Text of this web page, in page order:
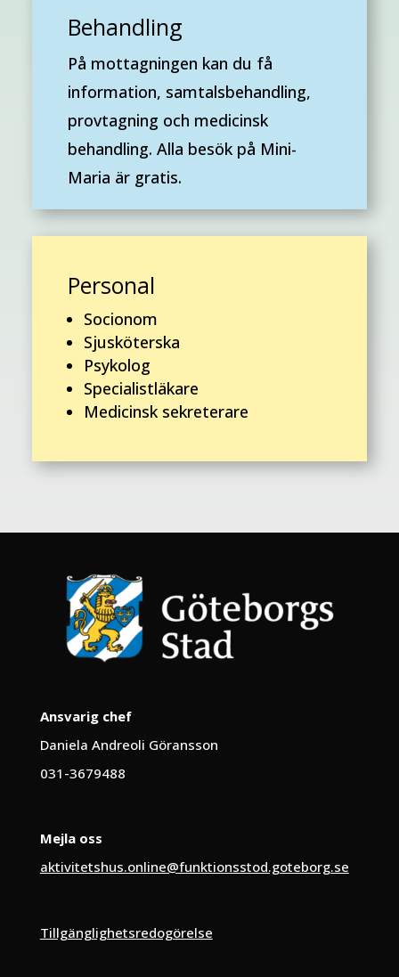
Behandling
På mottagningen kan du få
information, samtalsbehandling,
provtagning och medicinsk
behandling. Alla besök på Mini-
Maria är gratis.
Personal
Socionom
Sjusköterska
Psykolog
Specialistläkare
Medicinsk sekreterare
Ansvarig chef
Daniela Andreoli Göransson
031-3679488
Mejla oss
aktivitetshus.online@funktionsstod.goteborg.se
Tillgänglighetsredogörelse